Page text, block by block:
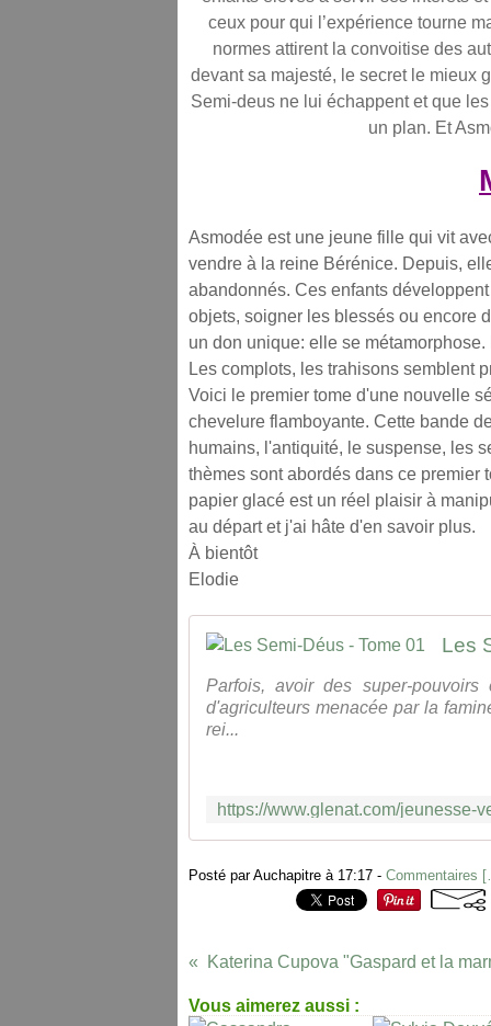
ceux pour qui l’expérience tourne
normes attirent la convoitise des
devant sa majesté, le secret le mieux
Semi-deus ne lui échappent et que
un plan. Et
Asmodée est une jeune fille qui vit
vendre à la reine Bérénice. Depuis,
abandonnés. Ces enfants
objets, soigner les blessés ou encore
un don unique: elle se
Les complots, les trahisons semblent
Voici le premier tome d'une nouvelle
chevelure flamboyante. Cette bande
humains, l'antiquité, le suspense, les
thèmes sont abordés dans ce premier
papier glacé est un réel plaisir à
au départ et j'ai hâte d'en savoir plus.
À bientôt
Elodie
Les
Parfois, avoir des super-
d'agriculteurs menacée par la
rei...
Posté par Auchapitre à 17:17 - Commentaires [
Katerina Cupova "Gaspard et la
Vous aimerez aussi :